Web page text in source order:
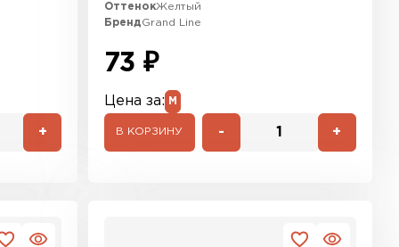
+
ОттенокЖелтый
БрендGrand Line
73 ₽
Цена за: М
В КОРЗИНУ - +